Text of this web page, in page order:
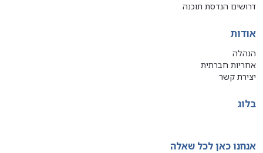
דרושים הנדסת תוכנה
אודות
הנהלה
אחריות חברתית
יצירת קשר
בלוג
אנחנו כאן לכל שאלה